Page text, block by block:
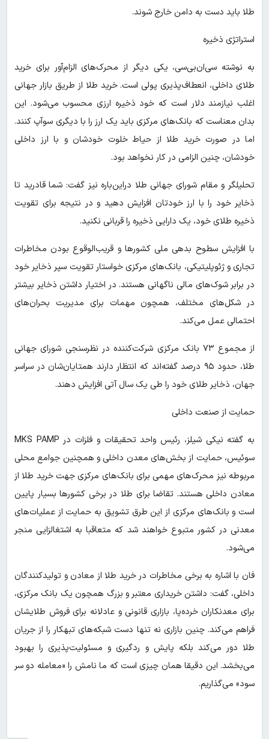
طلا باید دست به دامن خارج شوند.
استراتژی ذخیره
به نوشته سی‌ان‌بی‌سی، یکی دیگر از محرک‌های الزام‌‎آور برای خرید
طلای داخلی، انعطاف‌پذیری پولی است. خرید طلا از طریق بازار جهانی
اغلب نیازمند دلار است که خود ذخیره ارزی محسوب می‌شود. این
بدان معناست که بانک‌های مرکزی باید یک ارز را با دیگری سوآپ کنند.
اما در صورت خرید طلا از حیاط خلوت خودشان و با ارز داخلی
خودشان، چنین الزامی در کار نخواهد بود.
تحلیلگر و مقام شورای جهانی طلا دراین‌باره نیز گفت: شما قادرید تا
ذخایر خود را با ارز خودتان افزایش دهید و در نتیجه برای تقویت
ذخیره طلای خود، یک دارایی ذخیره را قربانی نکنید.
با افزایش سطوح بدهی ملی کشورها و قریب‌الوقوع بودن مخاطرات
تجاری و ژئوپلیتیکی، بانک‌های مرکزی خواستار تقویت سپر ذخایر خود
در برابر شوک‌های مالی ناگهانی هستند. در اختیار داشتن ذخایر بیشتر
در شکل‌های مختلف، همچون مهمات برای مدیریت بحران‌های
احتمالی عمل می‌کند.
از مجموع ۷۳ بانک مرکزی شرکت‌کننده در نظرسنجی شورای جهانی
طلا، حدود ۹۵ درصد گفته‌اند که انتظار دارند همتایان‌شان در سراسر
جهان، ذخایر طلای خود را طی یک سال آتی افزایش دهند.
حمایت از صنعت داخلی
به گفته نیکی شیلز، رئیس واحد تحقیقات و فلزات در MKS PAMP
سوئیس، حمایت از بخش‌های معدن داخلی و همچنین جوامع محلی
مربوطه نیز محرک‌های مهمی برای بانک‌های مرکزی جهت خرید طلا از
معادن داخلی هستند. تقاضا برای طلا در برخی کشورها بسیار پایین
است و بانک‌های مرکزی از این طرق تشویق به حمایت از عملیات‌های
معدنی در کشور متبوع خواهند شد که متعاقبا به اشتغالزایی منجر
می‌شود.
فان با اشاره به برخی مخاطرات در خرید طلا از معادن و تولیدکنندگان
داخلی، گفت: داشتن خریداری معتبر و بزرگ همچون یک بانک مرکزی،
برای معدنکاران خرده‌پا، بازاری قانونی و عادلانه برای فروش طلایشان
فراهم می‌کند. چنین بازاری نه تنها دست شبکه‌های تبهکار را از جریان
طلا دور می‌کند بلکه پایش و ردگیری و مسئولیت‌پذیری را بهبود
می‌بخشد. این دقیقا همان چیزی است که ما نامش را «معامله دو سر
سود» می‌گذاریم.